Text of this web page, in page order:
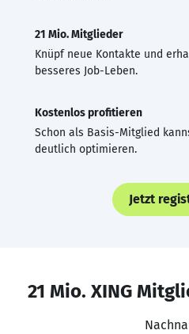
21 Mio. Mitglieder
Knüpf neue Kontakte und
besseres Job-Leben.
Kostenlos profitieren
Schon als Basis-Mitglied
deutlich optimieren.
Jetzt
21 Mio. XING